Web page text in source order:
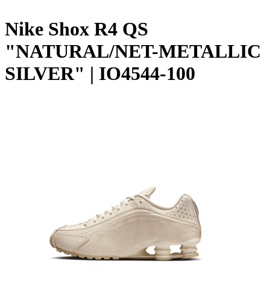
Nike Shox R4 QS
"NATURAL/NET-METALLIC
SILVER" | IO4544-100